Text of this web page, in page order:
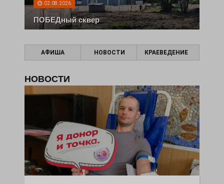
02.08.2026
ПОБЕДный сквер
АФИША НОВОСТИ КРАЕВЕДЕНИЕ
НОВОСТИ